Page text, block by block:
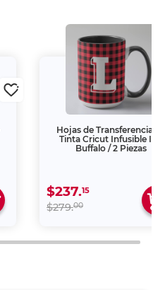
Hojas de Transferencia de
Tinta Cricut Infusible Ink
Buffalo / 2 Piezas
$237.15
$279.00